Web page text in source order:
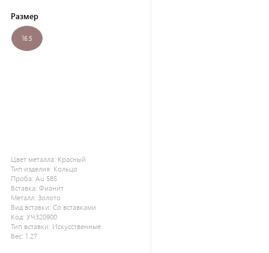
Размер
16.5
Цвет металла: Красный
Тип изделия: Кольцо
Проба: Au 585
Вставка: Фианит
Металл: Золото
Вид вставки: Со вставками
Код: УЧ320900
Тип вставки: Искусственные
Вес: 1.27